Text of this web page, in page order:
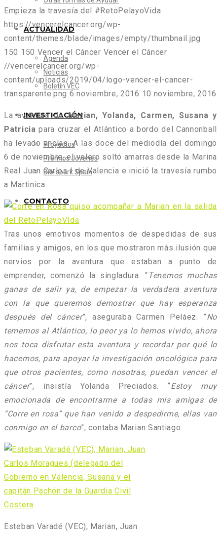
ACTUALIDAD
Agenda
Noticias
Boletín VEC
INVESTIGACIÓN
Proyectos
Premios Jóvenes
Bio-spark Spain
CONTACTO
Empieza la travesía del #RetoPelayoVida
https://vencerelcancer.org/wp-
content/themes/blade/images/empty/thumbnail.jpg
150 150 Vencer el Cáncer Vencer el Cáncer
//vencerelcancer.org/wp-
content/uploads/2019/04/logo-vencer-el-cancer-
transparente.png 6 noviembre, 2016 10 noviembre, 2016
La aventura deMarian, Yolanda, Carmen, Susana y
Patricia para cruzar el Atlántico a bordo del Cannonball
ha levado anclas. A las doce del mediodía del domingo
6 de noviembre, el velero soltó amarras desde la Marina
Real Juan Carlos I de Valencia e inició la travesía rumbo
a Martinica.
Tras unos emotivos momentos de despedidas de sus
familias y amigos, en los que mostraron más ilusión que
nervios por la aventura que estaban a punto de
emprender, comenzó la singladura. “ Tenemos muchas
ganas de salir ya, de empezar la verdadera aventura
con la que queremos demostrar que hay esperanza
después del cáncer”, aseguraba Carmen Peláez. ”No
tememos al Atlántico, lo peor ya lo hemos vivido, ahora
nos toca disfrutar esta aventura y recordar por qué lo
hacemos, para apoyar la investigación oncológica para
que otros pacientes, como nosotras, puedan vencer el
cáncer”, insistía Yolanda Preciados. “Estoy muy
emocionada de encontrarme a todas mis amigas de
“Corre en rosa” que han venido a despedirme, ellas van
conmigo en el barco”, contaba Marian Santiago.
Esteban Varadé (VEC), Marian, Juan